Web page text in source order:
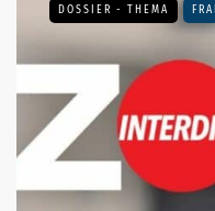
DOSSIER - THEMA